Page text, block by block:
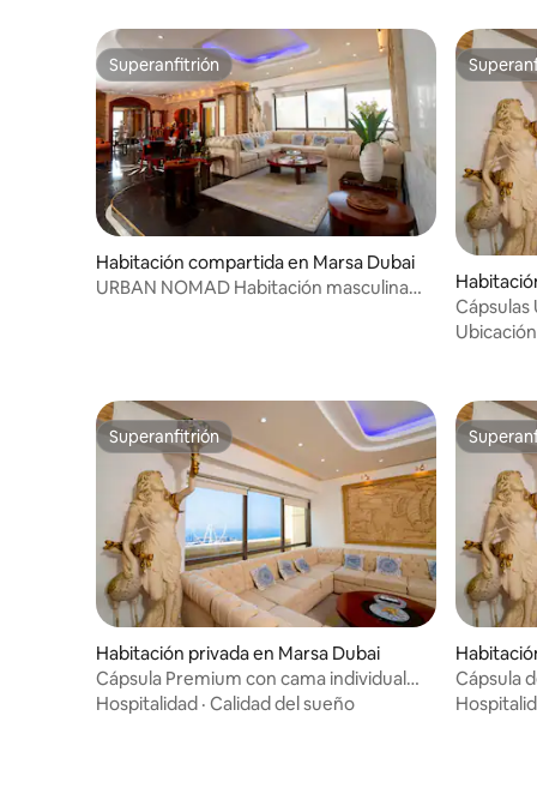
Superanfitrión
Superanfitrión
Habitación compartida en Marsa Dubai
URBAN NOMAD Habitación masculina
Cápsulas
Tranvía,
Ubicación
Superanfitrión
Superanfitrión
Habitación privada en Marsa Dubai
Cápsula Premium con cama individual
para nómada urbano
Hospitalidad · Calidad del sueño
Cápsula
Nomad